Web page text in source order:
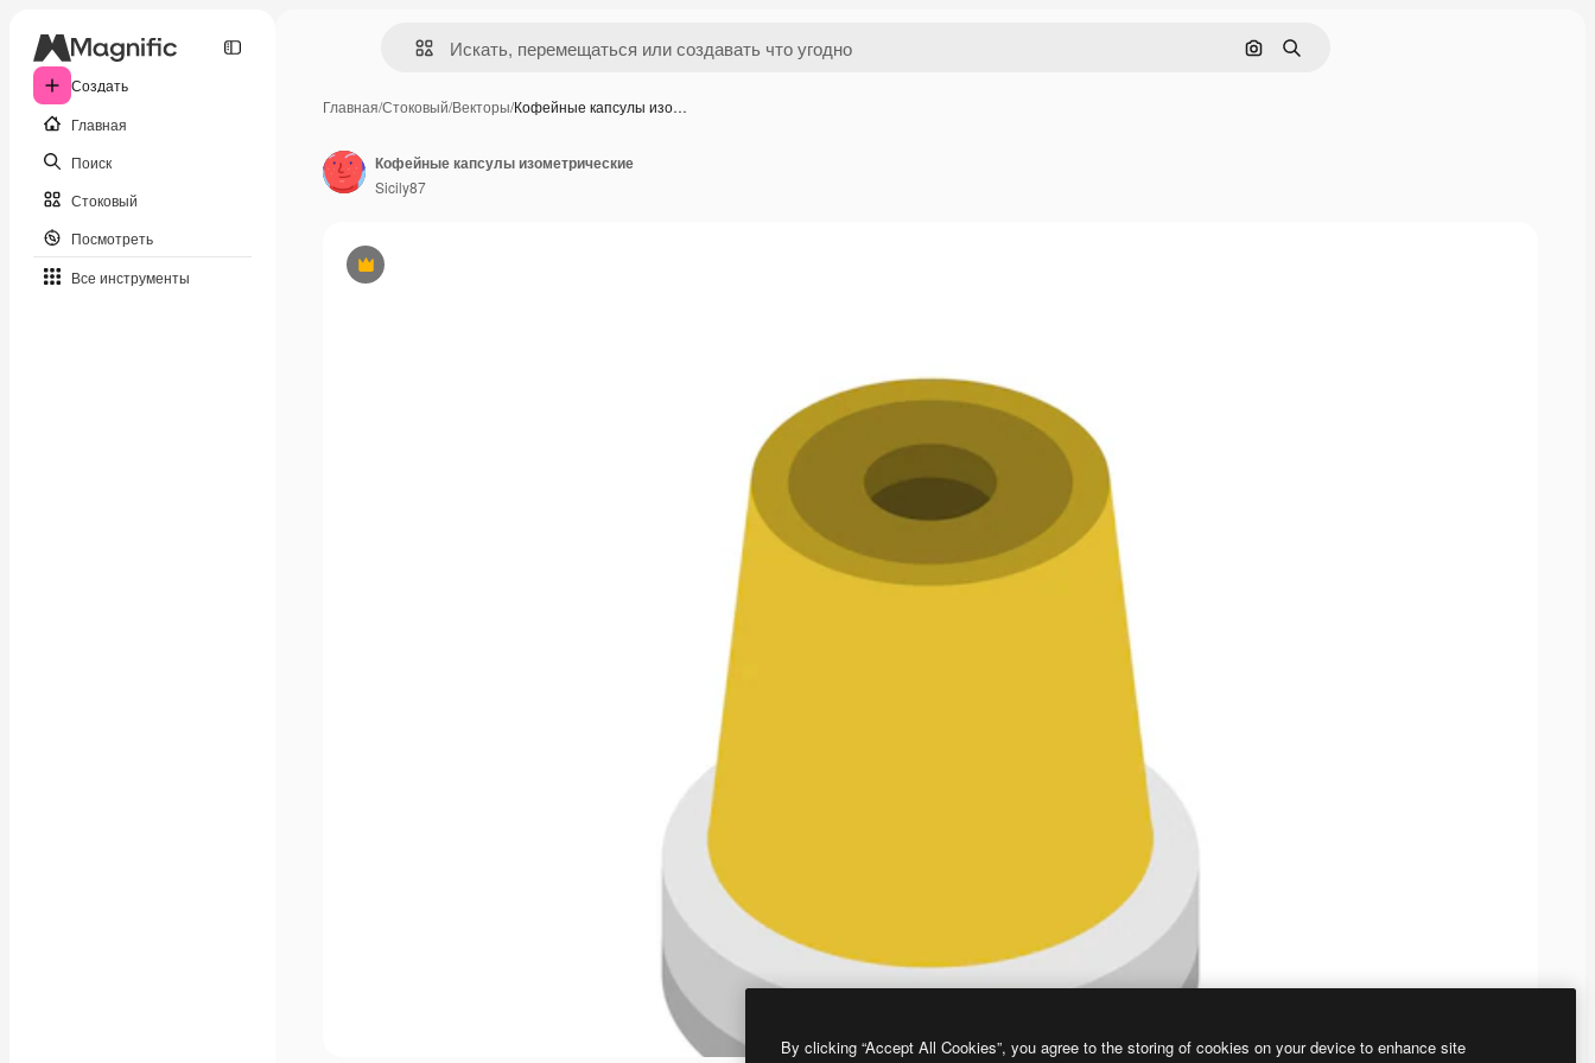
Создать
Главная
Поиск
Стоковый
Посмотреть
Все инструменты
Поиск по изображению
Поиск
Главная/Стоковый/Векторы/Кофейные капсулы изо…
Премиум
Кофейные капсулы изометрические
Sicily87
By clicking “Accept All Cookies”, you agree to the storing of cookies on your device to enhance site